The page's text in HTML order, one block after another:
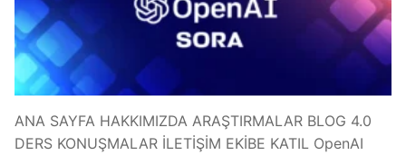
ANA SAYFA HAKKIMIZDA ARAŞTIRMALAR BLOG 4.0
DERS KONUŞMALAR İLETİŞİM EKİBE KATIL OpenAI